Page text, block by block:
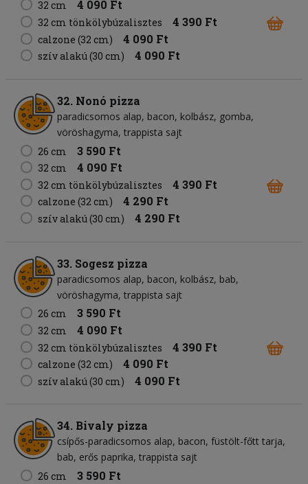
32 cm 4 090 Ft
32 cm tönkölybúzalisztes 4 390 Ft
calzone (32 cm) 4 090 Ft
szív alakú (30 cm) 4 090 Ft
32. Nonó pizza
paradicsomos alap bacon kolbász gomba
vöröshagyma trappista sajt
26 cm
3 590 Ft
32 cm 4 090 Ft
32 cm tönkölybúzalisztes 4 390 Ft
calzone (32 cm) 4 290 Ft
szív alakú (30 cm) 4 290 Ft
33. Sogesz pizza
paradicsomos alap bacon kolbász bab
vöröshagyma trappista sajt
26 cm
3 590 Ft
32 cm 4 090 Ft
32 cm tönkölybúzalisztes 4 390 Ft
calzone (32 cm) 4 090 Ft
szív alakú (30 cm) 4 090 Ft
34. Bivaly pizza
csípős-paradicsomos alap bacon füstölt-főtt tarja
bab erős paprika trappista sajt
26 cm
3 590 Ft